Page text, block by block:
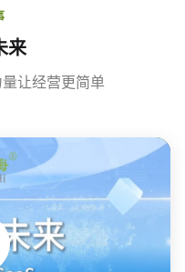
来
让经营更简单